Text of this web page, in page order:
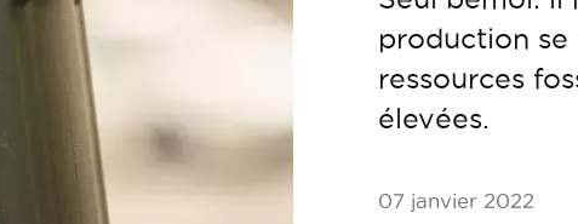
production se
ressources
élevées.
07 janvier 2022